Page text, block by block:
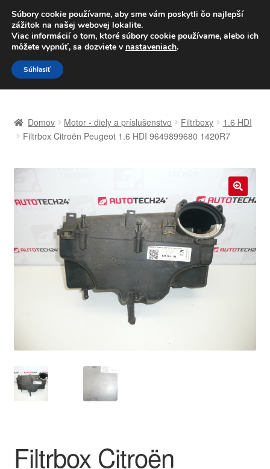
DOPRAVA od 6 EUR
Po–Pi 09:00–16:00 233 221 276
Preskočiť
na
navigáciu
Preskočiť
na
obsah
Celosvetová preprava
Kontakt
Platby
Reklamace
Domov Motor - diely a príslušenstvo Filtrboxy
1.6 HDI
Filtrbox Citroën Peugeot 1.6 HDI 9649899680 1420R7
🔍
Filtrbox Citroën
Súbory cookie používame, aby sme vám poskytli čo najlepší
zážitok na našej webovej lokalite.
Viac informácií o tom, ktoré súbory cookie používame, alebo ich
môžete vypnúť, sa dozviete v nastaveniach.
Súhlasiť